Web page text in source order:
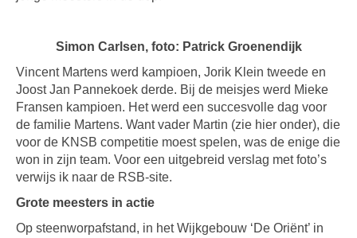
Simon Carlsen, foto: Patrick Groenendijk
Vincent Martens werd kampioen, Jorik Klein tweede en
Joost Jan Pannekoek derde. Bij de meisjes werd Mieke
Fransen kampioen. Het werd een succesvolle dag voor
de familie Martens. Want vader Martin (zie hier onder), die
voor de KNSB competitie moest spelen, was de enige die
won in zijn team. Voor een uitgebreid verslag met foto’s
verwijs ik naar de RSB-site.
Grote meesters in actie
Op steenworpafstand, in het Wijkgebouw ‘De Oriënt’ in